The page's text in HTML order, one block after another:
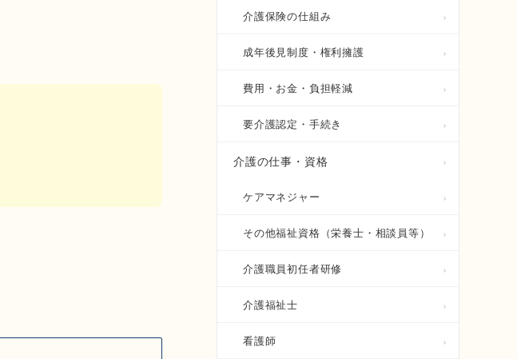
介護保険の仕組み
成年後見制度・権利擁護
費用・お金・負担軽減
要介護認定・手続き
介護の仕事・資格
ケアマネジャー
その他福祉資格（栄養士・相談員等）
介護職員初任者研修
介護福祉士
看護師